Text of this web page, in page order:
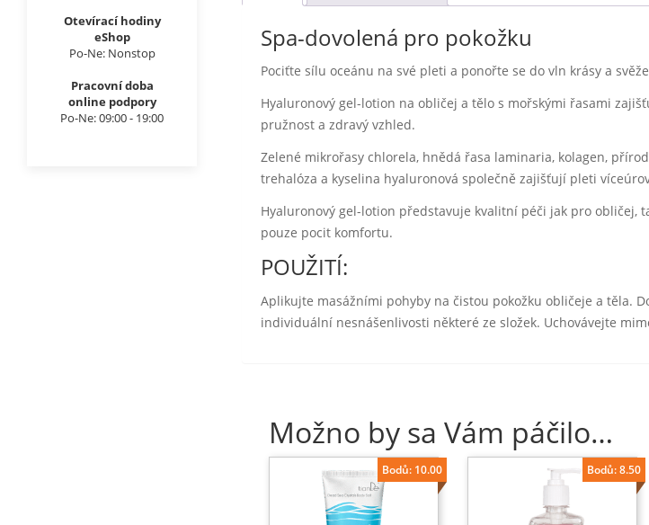
Otevírací hodiny
eShop
Po-Ne: Nonstop
Pracovní doba
online podpory
Po-Ne: 09:00 - 19:00
Spa-dovolená pro pokožku
Pociťte sílu oceánu na své pleti a ponořte se do vln krásy a
Hyaluronový gel-lotion na obličej a tělo s mořskými řasami
pružnost a zdravý vzhled.
Zelené mikrořasy chlorela, hnědá řasa laminaria, kolagen,
trehalóza a kyselina hyaluronová společně zajišťují pleti
Hyaluronový gel-lotion představuje kvalitní péči jak pro obličej,
pouze pocit komfortu.
POUŽITÍ:
Aplikujte masážními pohyby na čistou pokožku obličeje a těla.
individuální nesnášenlivosti některé ze složek. Uchovávejte
Možno by sa Vám páčilo…
Bodů: 10.00 Bodů: 8.50